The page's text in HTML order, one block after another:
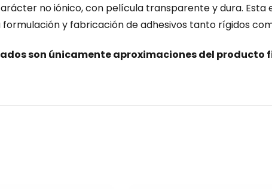
no iónico, con película transparente y dura. Esta
y fabricación de adhesivos tanto rígidos
son únicamente aproximaciones del producto